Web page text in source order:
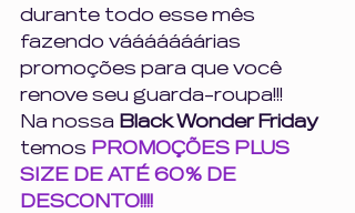
durante todo esse mês
fazendo vááááááárias
promoções para que você
renove seu guarda-roupa!!!
Na nossa Black Wonder Friday
temos PROMOÇÕES PLUS
SIZE DE ATÉ 60% DE
DESCONTO!!!!